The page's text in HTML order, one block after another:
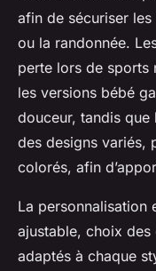
afin de sécuriser
ou la randonnée.
perte lors de sports
les versions bébé
douceur, tandis
des designs variés,
colorés, afin
La personnalisation
ajustable, choix
adaptés à chaque